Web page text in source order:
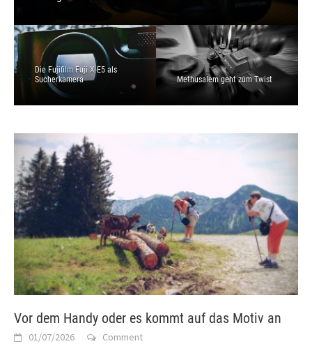
Die Fujifilm Fuji X-E5 als
Sucherkamera
Methusalem geht zum Twist
Vor dem Handy oder es kommt auf das Motiv an
01/07/2026 Comment